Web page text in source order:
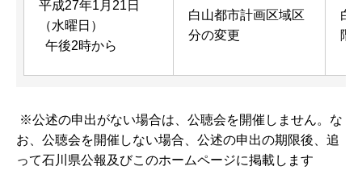
平成27年1月21日
（水曜日）
午後2時から
白山都市計画区域区
分の変更
白
階
※公述の申出がない場合は、公聴会を開催しません。な
お、公聴会を開催しない場合、公述の申出の期限後、追
って石川県公報及びこのホームページに掲載します